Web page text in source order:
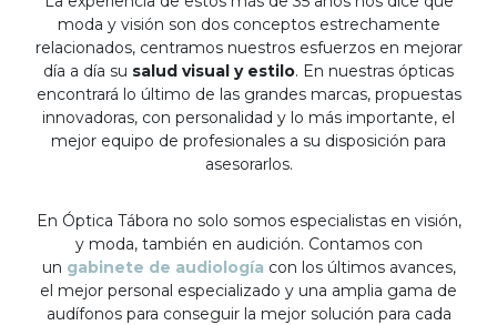
moda y visión son dos conceptos estrechamente
relacionados, centramos nuestros esfuerzos en mejorar
día a día su salud visual y estilo. En nuestras ópticas
encontrará lo último de las grandes marcas, propuestas
innovadoras, con personalidad y lo más importante, el
mejor equipo de profesionales a su disposición para
asesorarlos.
En Óptica Tábora no solo somos especialistas en visión,
y moda, también en audición. Contamos con
un gabinete de audiología con los últimos avances,
el mejor personal especializado y una amplia gama de
audífonos para conseguir la mejor solución para cada